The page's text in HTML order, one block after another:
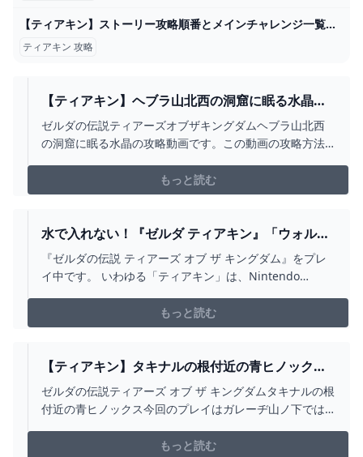
【ティアキン】ストーリー攻略順番とメインチャレンジ一覧【ゼルダの伝説ティアーズオブザキングダム】 - ゲームウィズ
ティアキン 攻略
【ティアキン】ヘブラ山北西の洞窟に眠る水晶攻
略 ルタフウメの祠（フルテロップ）ほこらチャ
レンジ - YOUTUBE
ゼルダの伝説ティアーズオブザキングダムヘブラ山北西
の洞窟に眠る水晶の攻略動画です。この動画の攻略方法
いただけると嬉しいです。今後も随時攻略動画上げてい
く予定です！小ネタなども挙げていきたいと思いますの
ただけると幸い...
もっと読む
水で入れない！『ゼルダ ティアキン』「ウォルナ
ット山の洞窟」内「アネダミミカの祠」で「往復
運動」を攻略しました - ディスディスブログ
『ゼルダの伝説 ティアーズ オブ ザ キングダム』をプレ
イ中です。 いわゆる「ティアキン」は、Nintendo
ャーゲームです。 前回は「ジカイセンの祠」で「牢獄の
抜け道」を攻略しました。 今回は「アネダミミカの祠」
もっと読む
【ティアキン】タキナルの根付近の青ヒノック
ス ゼルダの伝説ティアーズ オブ ザ キングダム #
ゼルダの伝説 #ティアキン #ZELDA #SHORTS -
ゼルダの伝説ティアーズ オブ ザ キングダムタキナルの根
付近の青ヒノックス今回のプレイはガレーヂ山ノ下では
キン#zelda #zeldatearsofthekingdom #shorts
もっと読む